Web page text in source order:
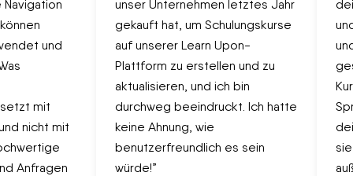
und
mit
nicht mit
Anfragen
unser Unternehmen letztes Jahr
gekauft hat, um Schulungskurse
auf unserer Learn Upon-
Plattform zu erstellen und zu
aktualisieren, und ich bin
durchweg beeindruckt. Ich hatte
keine Ahnung, wie
benutzerfreundlich es sein
würde!”
sie